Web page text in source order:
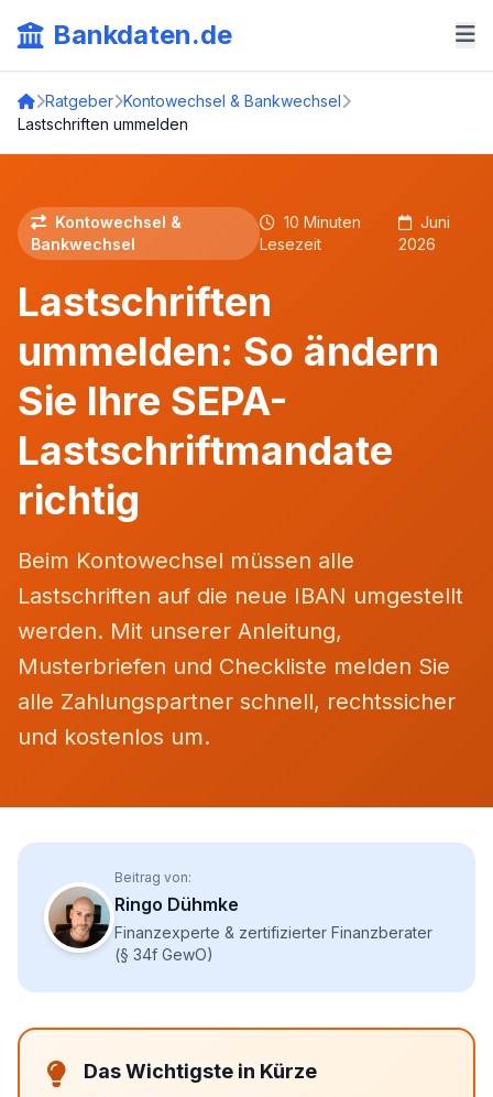
Bankdaten.de
Ratgeber Kontowechsel & Bankwechsel
Lastschriften ummelden
Kontowechsel &
Bankwechsel
10 Minuten
Lesezeit
Juni
2026
Lastschriften
ummelden: So ändern
Sie Ihre SEPA-
Lastschriftmandate
richtig
Beim Kontowechsel müssen alle
Lastschriften auf die neue IBAN umgestellt
werden. Mit unserer Anleitung,
Musterbriefen und Checkliste melden Sie
alle Zahlungspartner schnell, rechtssicher
und kostenlos um.
Beitrag von:
Ringo Dühmke
Finanzexperte & zertifizierter Finanzberater
(§ 34f GewO)
Das Wichtigste in Kürze